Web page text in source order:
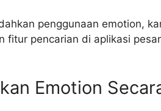
penggunaan emotion,
fitur pencarian di aplikasi
Emotion